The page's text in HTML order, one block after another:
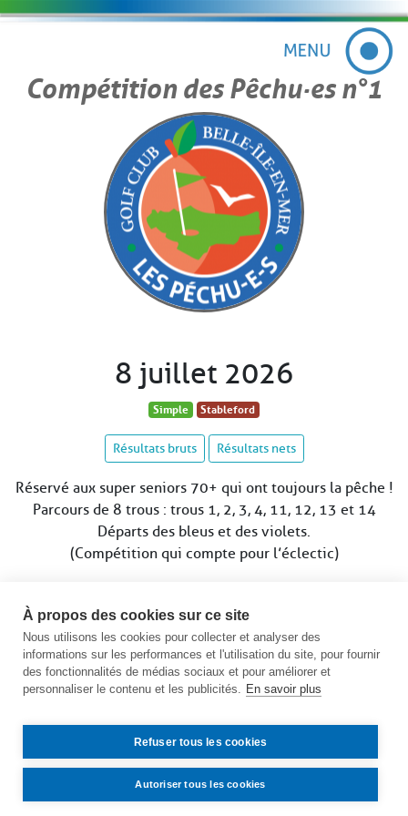
Compétition des Pêchu·es n°1
8 juillet 2026
Simple Stableford
Résultats bruts Résultats nets
Réservé aux super seniors 70+ qui ont toujours la pêche !
Parcours de 8 trous : trous 1, 2, 3, 4, 11, 12, 13 et 14
Départs des bleus et des violets.
(Compétition qui compte pour l’éclectic)
Date limite d’inscription le mardi 7 juillet à 12h
Voir le calendrier des compétitions
À propos des cookies sur ce site
Nous utilisons les cookies pour collecter et analyser des
informations sur les performances et l'utilisation du site, pour fournir
des fonctionnalités de médias sociaux et pour améliorer et
personnaliser le contenu et les publicités. En savoir plus
Refuser tous les cookies
Autoriser tous les cookies